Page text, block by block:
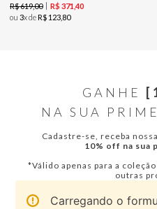
R$619,00 R$ 371 40
ou 3x deR$ 123 80
GANHE
NA SUA
Cadastre-se, receba
10% off na sua
*Válido apenas para a
outras
Carregando o